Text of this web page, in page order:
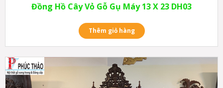
Đồng Hồ Cây Vỏ Gỗ Gụ Máy 13 X 23 DH03
Thêm giỏ hàng